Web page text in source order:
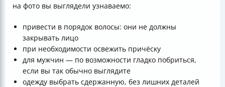
на фото вы выглядели узнаваемо:
привести в порядок волосы: они не должны
закрывать лицо
при необходимости освежить причёску
для мужчин — по возможности гладко побриться,
если вы так обычно выглядите
одежду выбрать сдержанную, без лишних деталей